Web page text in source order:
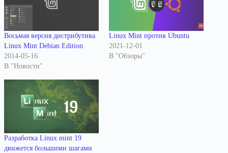
Восьмая версия дистрибутива
Linux Mint Debian Edition
2014-05-16
В "Новости"
Linux Mint против Ubuntu
2021-12-01
В "Обзоры"
Разработка Linux mint 19
движется большими шагами